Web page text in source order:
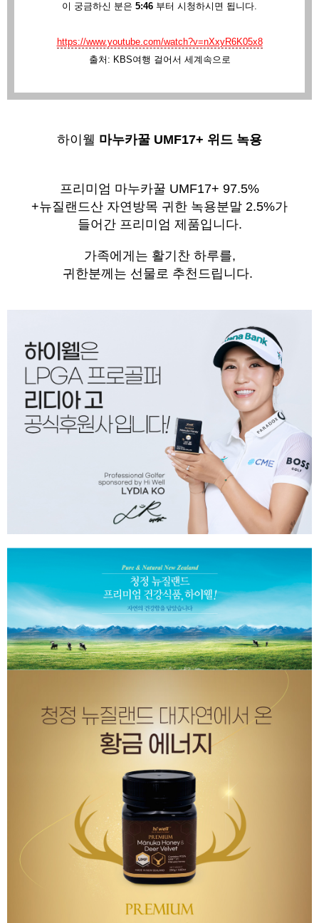
이 궁금하신 분은 5:46 부터 시청하시면 됩니다.
https://www.youtube.com/watch?v=nXxyR6K05x8
출처: KBS여행 걸어서 세계속으로
하이웰 마누카꿀 UMF17+ 위드 녹용
프리미엄 마누카꿀 UMF17+ 97.5%
+뉴질랜드산 자연방목 귀한 녹용분말 2.5%가
들어간 프리미엄 제품입니다.
가족에게는 활기찬 하루를,
귀한분께는 선물로 추천드립니다.